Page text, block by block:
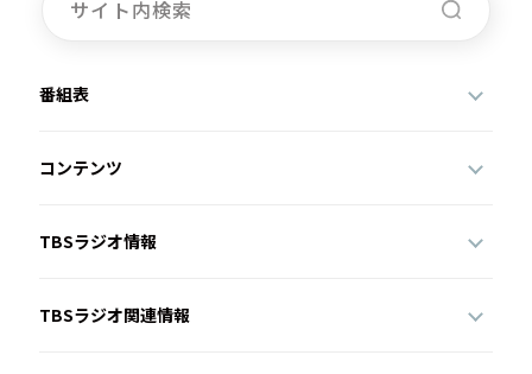
番組表
コンテンツ
TBSラジオ情報
TBSラジオ関連情報